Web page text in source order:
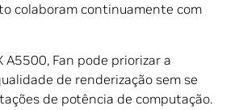
colaboram continuamente com
A5500, Fan pode priorizar a
de renderização sem se
de potência de computação.